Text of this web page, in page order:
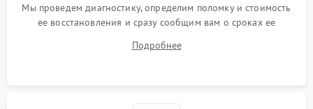
Мы проведем диагностику, определим поломку и стоимость
ее восстановления и сразу сообщим вам о сроках ее
Подробнее